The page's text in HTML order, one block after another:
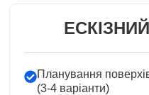
Планування
(3-4 варіанти)